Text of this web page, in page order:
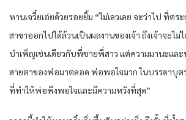
หานเจวี๋ยเอ่ยด้วยรอยยิ้ม “ไม่เลวเลย จะว่าไป ที่ต
สาขาออกไปได้ล้วนเป็นผลงานของเจ้า ถึงเจ้าจะไ
บำเพ็ญเช่นเดียวกับพี่ชายพี่สาว แต่ความมานะและ
สายตาของพ่อมาตลอด พ่อพอใจมาก ในบรรดาบุต
ที่ทำให้พ่อพึงพอใจและมีความหวังที่สุด”